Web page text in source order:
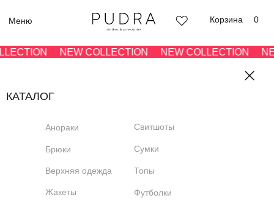
Корзина
NEW COLLECTION NEW COLLECTION
КАТАЛОГ
Анораки
Брюки
Верхняя одежда
Жакеты
Свитшоты
Сумки
Топы
Футболки